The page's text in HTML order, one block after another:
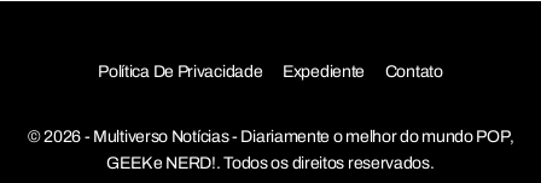
Política De Privacidade Expediente Contato
© 2026 - Multiverso Notícias - Diariamente o melhor do mundo POP,
GEEK e NERD!. Todos os direitos reservados.